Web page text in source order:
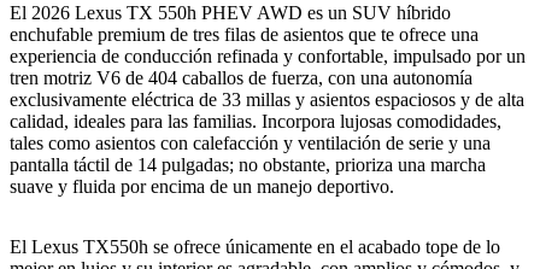
El 2026 Lexus TX 550h PHEV AWD es un SUV híbrido
enchufable premium de tres filas de asientos que te ofrece una
experiencia de conducción refinada y confortable, impulsado por un
tren motriz V6 de 404 caballos de fuerza, con una autonomía
exclusivamente eléctrica de 33 millas y asientos espaciosos y de alta
calidad, ideales para las familias. Incorpora lujosas comodidades,
tales como asientos con calefacción y ventilación de serie y una
pantalla táctil de 14 pulgadas; no obstante, prioriza una marcha
suave y fluida por encima de un manejo deportivo.
El Lexus TX550h se ofrece únicamente en el acabado tope de lo